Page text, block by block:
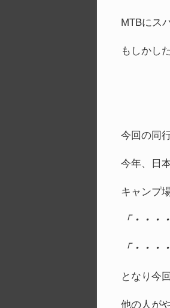
MTBにス
もしかし
今回の同
今年、日
キャンプ
「・・・
「・・・
となり今
他の人が